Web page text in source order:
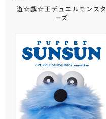
遊☆戯☆王デュエルモンスタ
ーズ